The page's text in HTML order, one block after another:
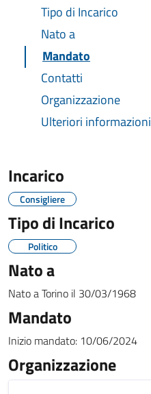
Tipo di Incarico
Nato a
Mandato
Contatti
Organizzazione
Ulteriori informazioni
Incarico
Consigliere
Tipo di Incarico
Politico
Nato a
Nato aTorino il 30/03/1968
Mandato
Inizio mandato: 10/06/2024
Organizzazione